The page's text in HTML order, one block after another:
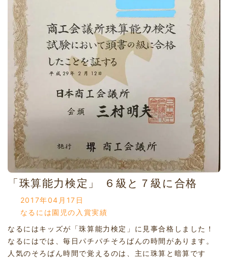
「珠算能力検定」 ６級と７級に合格
2017年04月17日
なるには園児の入賞実績
なるにはキッズが「珠算能力検定」に見事合格しました！
なるにはでは、毎日パチパチそろばんの時間があります。
人気のそろばん時間で覚えるのは、主に珠算と暗算です